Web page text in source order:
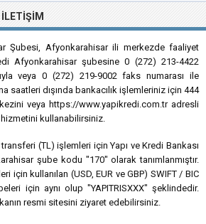
İLETIŞIM
Şubesi, Afyonkarahisar ili merkezde faaliyet
Afyonkarahisar şubesine 0 (272) 213-4422
veya 0 (272) 219-9002 faks numarası ile
saatleri dışında bankacılık işlemleriniz için 444
veya https://www.yapikredi.com.tr adresli
hizmetini kullanabilirsiniz.
(TL) işlemleri için Yapı ve Kredi Bankası
şube kodu "170" olarak tanımlanmıştır.
için kullanılan (USD, EUR ve GBP) SWIFT / BIC
için aynı olup "YAPITRISXXX" şeklindedir.
resmi sitesini ziyaret edebilirsiniz.